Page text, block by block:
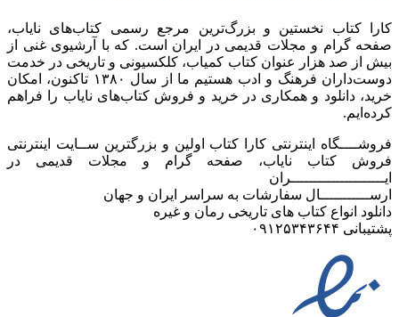
کارا کتاب نخستین و بزرگ‌ترین مرجع رسمی کتاب‌های نایاب،
صفحه گرام و مجلات قدیمی در ایران است. که با آرشیوی غنی از
بیش از صد هزار عنوان کتاب کمیاب، کلکسیونی و تاریخی در خدمت
دوست‌داران فرهنگ و ادب هستیم ما از سال ۱۳۸۰ تاکنون، امکان
خرید، دانلود و همکاری در خرید و فروش کتاب‌های نایاب را فراهم
کرده‌ایم.
فروشــــگاه اینترنتی کارا کتاب اولین و بزرگترین ســایت اینترنتی
فروش کتاب نایاب، صفحه گرام و مجلات قدیمی در
ایـــــــــــــــــــــران
ارســـــــــــال سفارشات به سراسر ایران و جهان
دانلود انواع کتاب های تاریخی رمان و غیره
پشتیبانی ۰۹۱۲۵۳۴۳۶۴۴